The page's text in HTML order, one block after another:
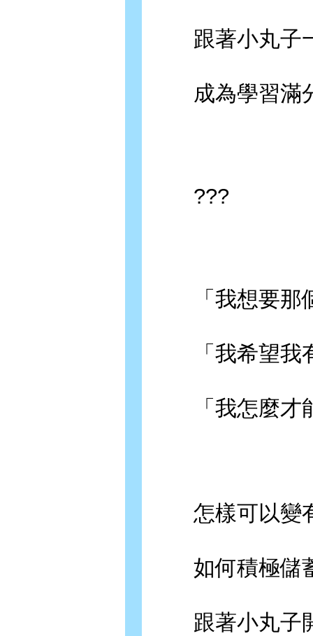
跟著小丸子一
成為學習滿分
???
「我想要那
「我希望我
「我怎麼才
怎樣可以變有
如何積極儲蓄
跟著小丸子開